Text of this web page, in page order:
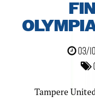
03/
Tampere